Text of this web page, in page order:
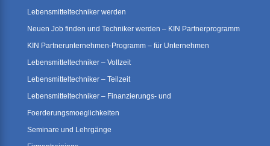
Lebensmitteltechniker werden
Neuen Job finden und Techniker werden – KIN Partnerprogramm
KIN Partnerunternehmen-Programm – für Unternehmen
Lebensmitteltechniker – Vollzeit
Lebensmitteltechniker – Teilzeit
Lebensmitteltechniker – Finanzierungs- und
Foerderungsmoeglichkeiten
Seminare und Lehrgänge